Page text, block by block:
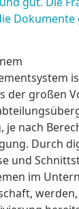
Dokumente
der großen
nach
Durch
und
im